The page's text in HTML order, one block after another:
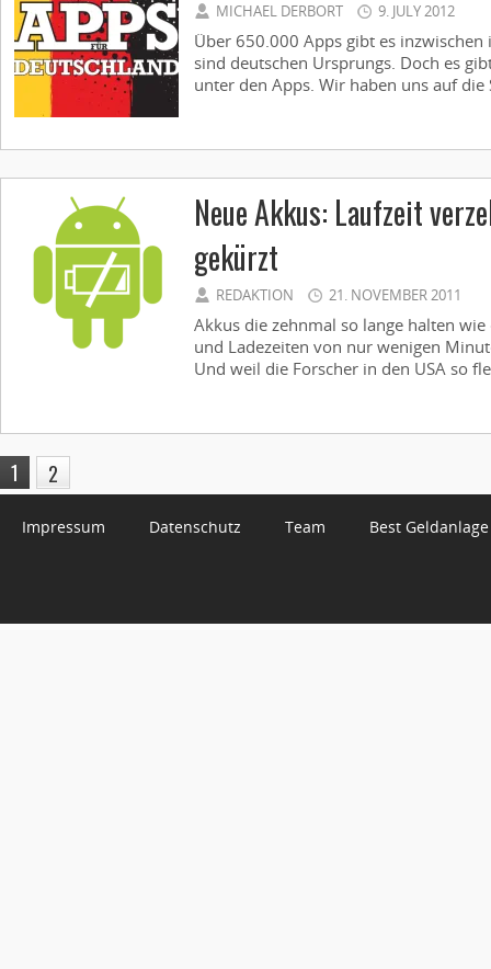
MICHAEL DERBORT 9. JULY 2012
Über 650.000 Apps gibt es inzwischen
sind deutschen Ursprungs. Doch es
unter den Apps. Wir haben uns auf die
Neue Akkus: Laufzeit
gekürzt
REDAKTION 21. NOVEMBER 2011
Akkus die zehnmal so lange halten
und Ladezeiten von nur wenigen
Und weil die Forscher in den USA so
1 2
Impressum Datenschutz Team Best Geldanlage